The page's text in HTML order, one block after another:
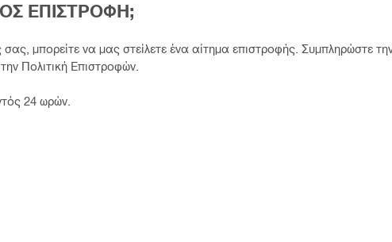
ΕΠΙΣΤΡΟΦΗ;
μπορείτε να μας στείλετε ένα αίτημα επιστροφής. Συμπληρώστε
Πολιτική Επιστροφών.
24 ωρών.